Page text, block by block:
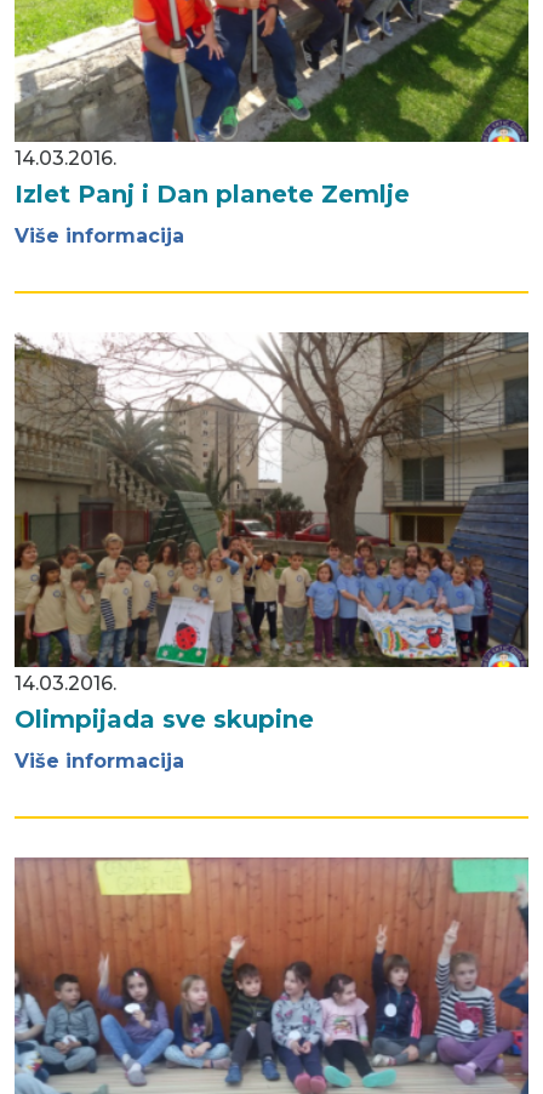
14.03.2016.
Izlet Panj i Dan planete Zemlje
Više informacija
14.03.2016.
Olimpijada sve skupine
Više informacija